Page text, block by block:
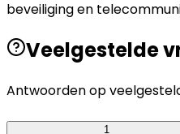
beveiliging en
Veelgestelde
Antwoorden op
1